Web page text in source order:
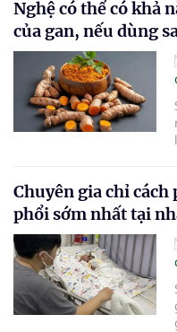
Nghệ có thể có khả
của gan, nếu dùng
Chuyên gia chỉ
phổi sớm nhất tại